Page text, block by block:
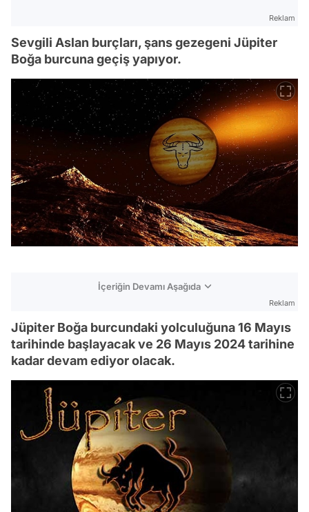
Reklam
Sevgili Aslan burçları, şans gezegeni Jüpiter
Boğa burcuna geçiş yapıyor.
İçeriğin Devamı Aşağıda
Reklam
Jüpiter Boğa burcundaki yolculuğuna 16 Mayıs
tarihinde başlayacak ve 26 Mayıs 2024 tarihine
kadar devam ediyor olacak.